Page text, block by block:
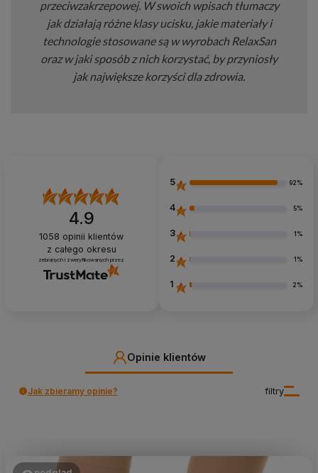
przeciwzakrzepowej. W swoich wpisach tłumaczy
jak działają różne klasy ucisku, jakie materiały i
technologie stosowane są w wyrobach RelaxSan
oraz w jaki sposób z nich korzystać, by przyniosły
jak największe korzyści dla zdrowia.
4.9
1058 opinii klientów
z całego okresu
zebranych i zweryfikowanych przez
5 92%
4 5%
3 1%
2 1%
1 2%
Opinie klientów
filtry
Jak zbieramy opinie?